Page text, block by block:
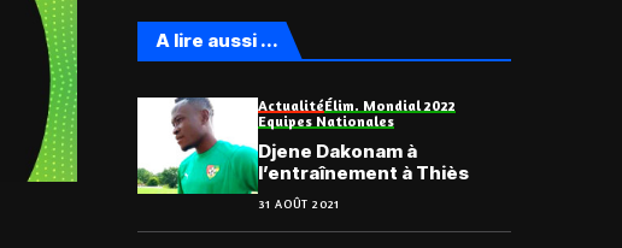
A lire aussi ...
ActualitéÉlim. Mondial 2022
Equipes Nationales
Djene Dakonam à
l’entraînement à Thiès
31 AOÛT 2021